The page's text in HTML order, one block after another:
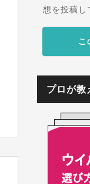
想を投稿し
こ
プロが教